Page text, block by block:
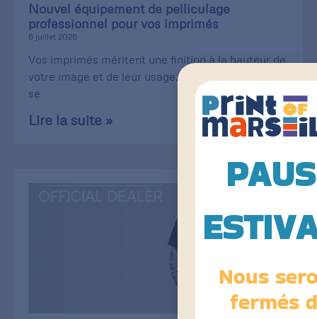
Nouvel équipement de pelliculage
professionnel pour vos imprimés
8 juillet 2026
Vos imprimés méritent une finition à la hauteur de
votre image et de leur usage. Carte de visite qui
se
Lire la suite »
Nous
fermés